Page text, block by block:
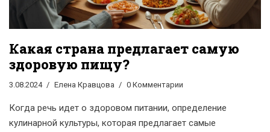
Какая страна предлагает самую
здоровую пищу?
3.08.2024 Елена Кравцова 0 Комментарии
Когда речь идет о здоровом питании, определение
кулинарной культуры, которая предлагает самые